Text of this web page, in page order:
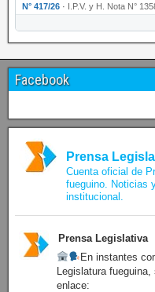
N° 417/26 · I.P.V. y H. Nota N° 1358/26
Facebook
Prensa
Cuenta oficial de
fueguino. Noticias
institucional.
Prensa Legislativa
En instantes
Legislatura
enlace: